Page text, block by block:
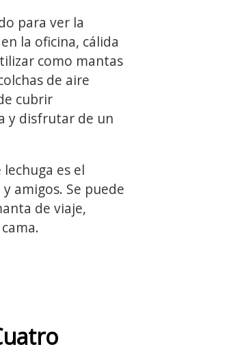
para ver la
la oficina, cálida
como mantas
de aire
cubrir
y disfrutar de un
es el
amigos. Se puede
de viaje,